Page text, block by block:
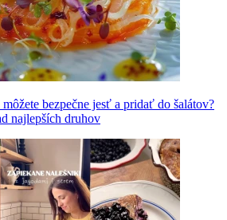
bezpečne jesť a pridať do šalátov?
najlepších druhov